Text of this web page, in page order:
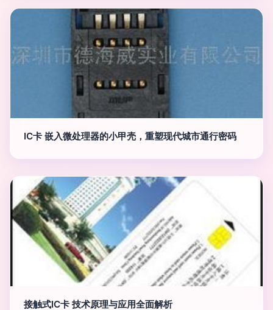
IC卡 嵌入微处理器的小甲壳，重塑现代城市通行密码
接触式IC卡 技术原理与应用全面解析